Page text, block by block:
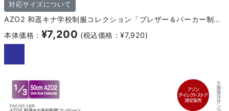
対応サイズについて
AZO2 和遥キナ学校制服コレクション「ブレザー＆パーカー制服set」
本体価格： ¥7,200 (税込価格：¥7,920)